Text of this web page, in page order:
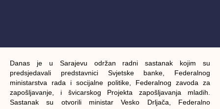
Danas je u Sarajevu održan radni sastanak kojim su
predsjedavali predstavnici Svjetske banke, Federalnog
ministarstva rada i socijalne politike, Federalnog zavoda za
zapošljavanje, i švicarskog Projekta zapošljavanja mladih.
Sastanak su otvorili ministar Vesko Drljača, Federalno